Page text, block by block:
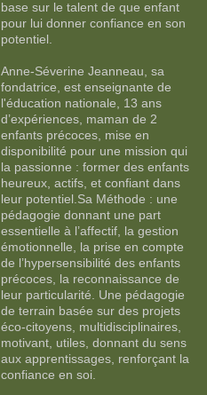
base sur le talent de que enfant
pour lui donner confiance en son
potentiel.
Anne-Séverine Jeanneau, sa
fondatrice, est enseignante de
l'éducation nationale, 13 ans
d’expériences, maman de 2
enfants précoces, mise en
disponibilité pour une mission qui
la passionne : former des enfants
heureux, actifs, et confiant dans
leur potentiel.Sa Méthode : une
pédagogie donnant une part
essentielle à l’affectif, la gestion
émotionnelle, la prise en compte
de l’hypersensibilité des enfants
précoces, la reconnaissance de
leur particularité. Une pédagogie
de terrain basée sur des projets
éco-citoyens, multidisciplinaires,
motivant, utiles, donnant du sens
aux apprentissages, renforçant la
confiance en soi.